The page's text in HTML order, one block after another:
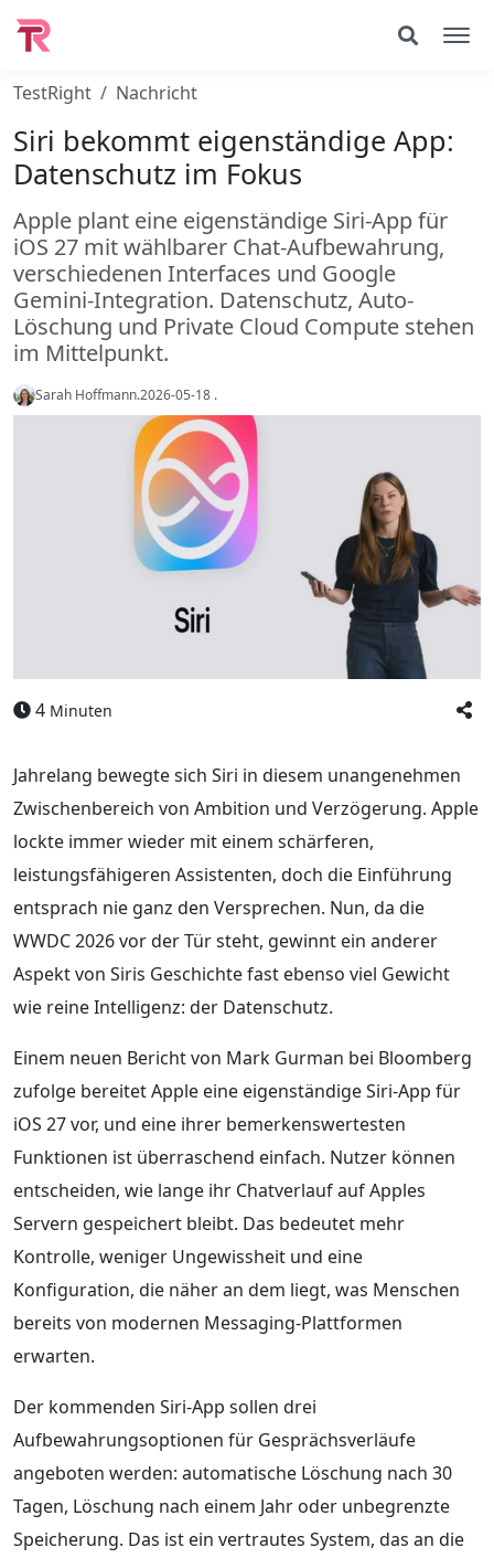
TestRight Nachricht
Siri bekommt eigenständige App:
Datenschutz im Fokus
Apple plant eine eigenständige Siri-App für
iOS 27 mit wählbarer Chat-Aufbewahrung,
verschiedenen Interfaces und Google
Gemini-Integration. Datenschutz, Auto-
Löschung und Private Cloud Compute stehen
im Mittelpunkt.
Sarah Hoffmann.2026-05-18 .
4 Minuten
Jahrelang bewegte sich Siri in diesem unangenehmen
Zwischenbereich von Ambition und Verzögerung. Apple
lockte immer wieder mit einem schärferen,
leistungsfähigeren Assistenten, doch die Einführung
entsprach nie ganz den Versprechen. Nun, da die
WWDC 2026 vor der Tür steht, gewinnt ein anderer
Aspekt von Siris Geschichte fast ebenso viel Gewicht
wie reine Intelligenz: der Datenschutz.
Einem neuen Bericht von Mark Gurman bei Bloomberg
zufolge bereitet Apple eine eigenständige Siri-App für
iOS 27 vor, und eine ihrer bemerkenswertesten
Funktionen ist überraschend einfach. Nutzer können
entscheiden, wie lange ihr Chatverlauf auf Apples
Servern gespeichert bleibt. Das bedeutet mehr
Kontrolle, weniger Ungewissheit und eine
Konfiguration, die näher an dem liegt, was Menschen
bereits von modernen Messaging-Plattformen
erwarten.
Der kommenden Siri-App sollen drei
Aufbewahrungsoptionen für Gesprächsverläufe
angeboten werden: automatische Löschung nach 30
Tagen, Löschung nach einem Jahr oder unbegrenzte
Speicherung. Das ist ein vertrautes System, das an die